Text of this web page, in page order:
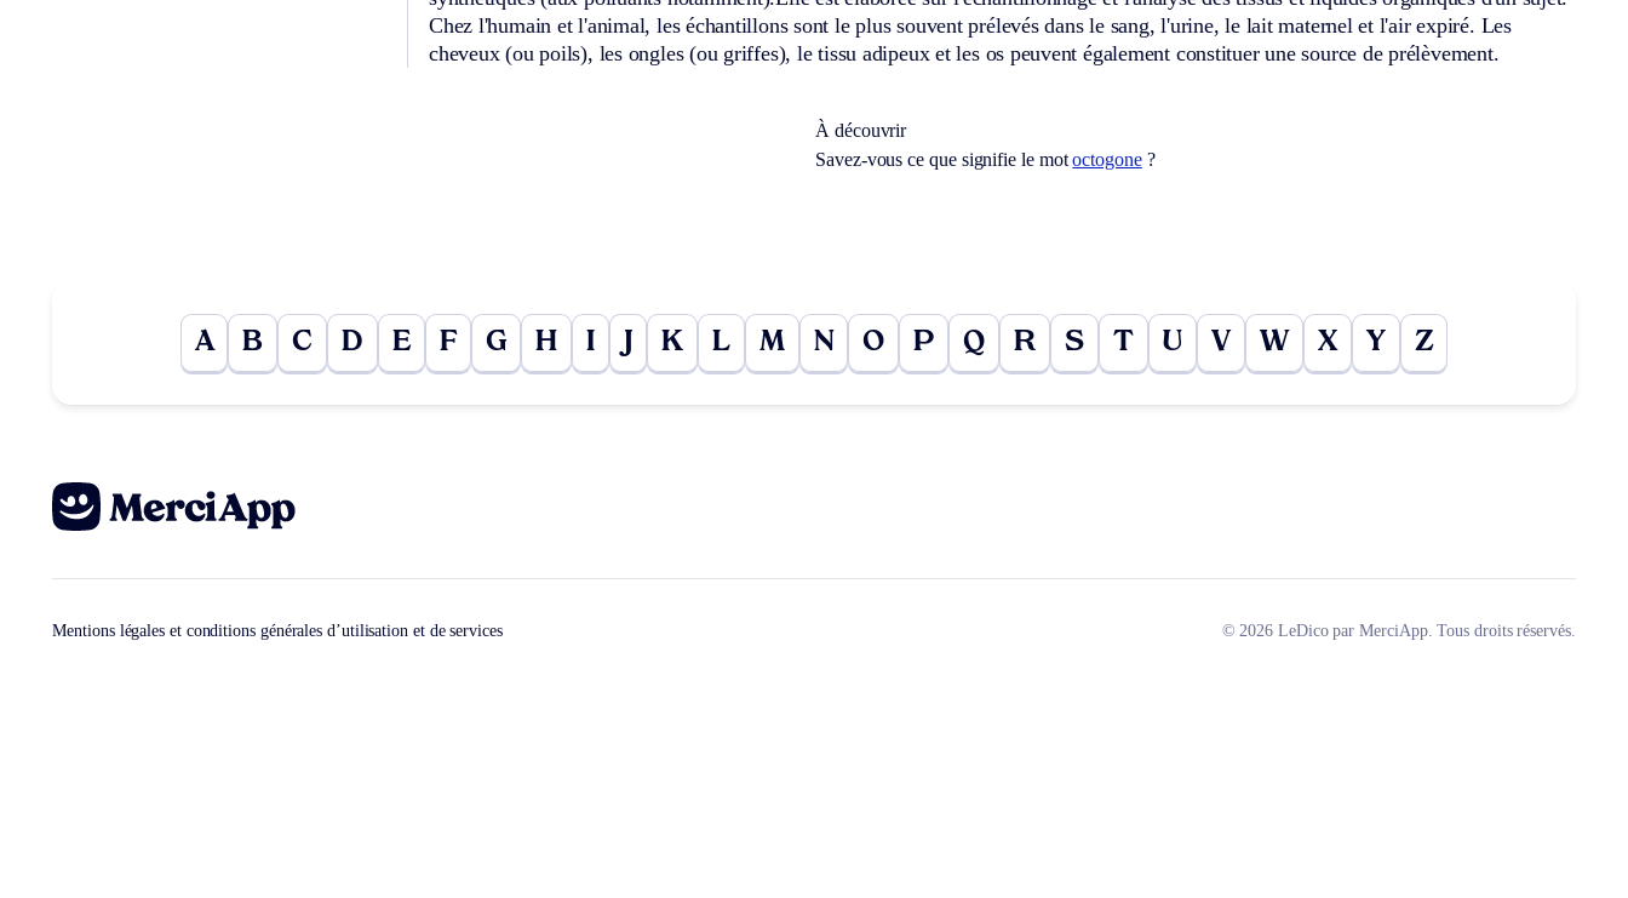
Chez l'humain et l'animal, les échantillons sont le plus souvent prélevés dans le sang, l'urine, le lait maternel et l'air expiré. Les
cheveux (ou poils), les ongles (ou griffes), le tissu adipeux et les os peuvent également constituer une source de prélèvement.
À découvrir
Savez-vous ce que signifie le motoctogone?
A B C D E F G H I K L M N O P Q R S T U V W X Y Z
Mentions légales et conditions générales d’utilisation et de services © 2026 LeDico par MerciApp. Tous droits réservés.